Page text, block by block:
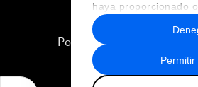
haya proporcionado
recopilado a partir
hecho de sus
Permitir
Política de privacidad y